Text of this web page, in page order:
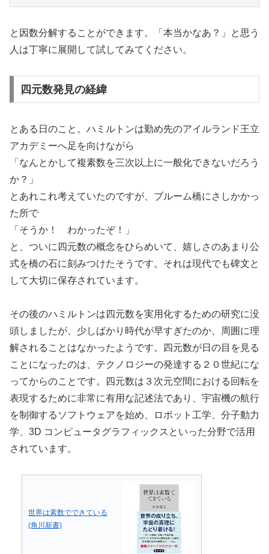
と因数分解することができます。「本当かなあ？」と思う
人は丁寧に展開して試してみてください。
四元数発見の経緯
とある日のこと。ハミルトンは勤め先のアイルランド王立
アカデミーへ足を向けながら
「なんとかして複素数を三次以上に一般化できないだろう
か？」
とあれこれ考えていたのですが、ブルーム橋にさしかかっ
た所で
「そうか！ わかったぞ！」
と、ついに四元数の概念をひらめいて、嬉しさのあまり公
式を橋の石に刻みつけたそうです。それは現代でも碑文と
して大切に保存されています。
その後のハミルトンは四元数を実用化するための研究に没
頭しましたが、少しばかり時代が早すぎたのか、周囲に理
解されることはなかったようです。四元数が日の目を見る
ことになったのは、テクノロジーの発達する２０世紀にな
ってからのことです。四元数は３次元空間における回転を
表現するために非常に有用な記述法であり、宇宙機の航行
を制御するソフトウェアを始め、ロボット工学、分子動力
学、3D コンピュータグラフィックスといった分野で活用
されています。
世界は素数でできている
(角川新書)